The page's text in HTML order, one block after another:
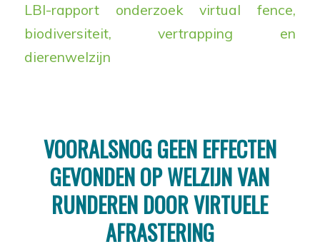
LBI-rapport onderzoek virtual fence,
biodiversiteit, vertrapping en
dierenwelzijn
VOORALSNOG GEEN EFFECTEN
GEVONDEN OP WELZIJN VAN
RUNDEREN DOOR VIRTUELE
AFRASTERING